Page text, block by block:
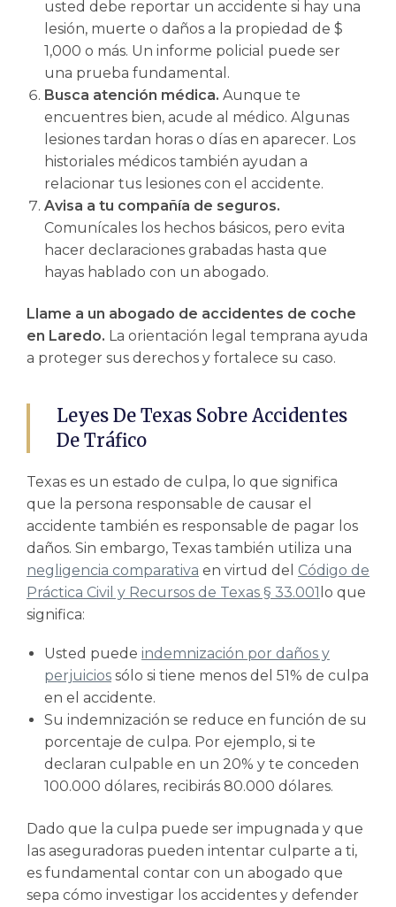
usted debe reportar un accidente si hay una
lesión, muerte o daños a la propiedad de $
1,000 o más. Un informe policial puede ser
una prueba fundamental.
Busca atención médica. Aunque te
encuentres bien, acude al médico. Algunas
lesiones tardan horas o días en aparecer. Los
historiales médicos también ayudan a
relacionar tus lesiones con el accidente.
Avisa a tu compañía de seguros.
Comunícales los hechos básicos, pero evita
hacer declaraciones grabadas hasta que
hayas hablado con un abogado.
Llame a un abogado de accidentes de coche
en Laredo. La orientación legal temprana ayuda
a proteger sus derechos y fortalece su caso.
Leyes De Texas Sobre Accidentes
De Tráfico
Texas es un estado de culpa, lo que significa
que la persona responsable de causar el
accidente también es responsable de pagar los
daños. Sin embargo, Texas también utiliza una
negligencia comparativa en virtud del Código de
Práctica Civil y Recursos de Texas § 33.001 lo que
significa:
Usted puede indemnización por daños y
perjuicios sólo si tiene menos del 51% de culpa
en el accidente.
Su indemnización se reduce en función de su
porcentaje de culpa. Por ejemplo, si te
declaran culpable en un 20% y te conceden
100.000 dólares, recibirás 80.000 dólares.
Dado que la culpa puede ser impugnada y que
las aseguradoras pueden intentar culparte a ti,
es fundamental contar con un abogado que
sepa cómo investigar los accidentes y defender